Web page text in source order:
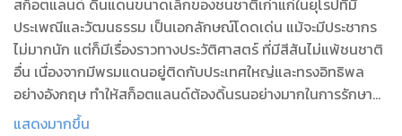
สก็อตแลนด์ ดินแดนขนาดเล็กของชนชาติเก่าแก่ในยุโรปที่มี
ประเพณีและวัฒนธรรม เป็นเอกลักษณ์โดดเด่น แม้จะมีประชากร
ไม่มากนัก แต่ก็มีเรื่องราวทางประวัติศาสตร์ ที่มีสีสันไม่แพ้ชนชาติ
อื่น เนื่องจากมีพรมแดนอยู่ติดกับประเทศใหญ่และทรงอิทธิพล
อย่างอังกฤษ ทำให้สก็อตแลนด์ต้องดิ้นรนอย่างมากในการรักษา
วัฒนธรรมและประเพณี ของตนเอาไว้ เรารู้จักสก็อตแลนด์ในภาพ
แสดงมากขึ้น